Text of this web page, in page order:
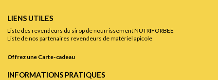
LIENS UTILES
Liste des revendeurs du sirop de nourrissement NUTRIFORBEE
Liste de nos partenaires revendeurs de matériel apicole
Offrez une Carte-cadeau
INFORMATIONS PRATIQUES